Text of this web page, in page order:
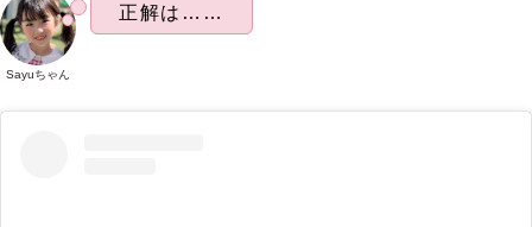
Sayuちゃん
正解は……